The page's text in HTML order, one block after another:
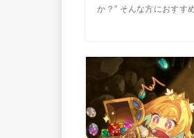
か？” そんな方におすす